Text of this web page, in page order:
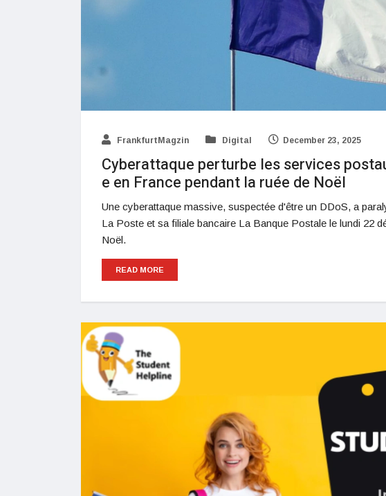
FrankfurtMagzin Digital December 23, 2025
Cyberattaque perturbe les services
e en France pendant la ruée de Noël
Une cyberattaque massive, suspectée d'être un DDoS, a
La Poste et sa filiale bancaire La Banque Postale le lundi 22
Noël.
READ MORE